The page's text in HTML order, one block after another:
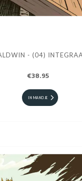
- (04)
€38.95
IN MANDJE